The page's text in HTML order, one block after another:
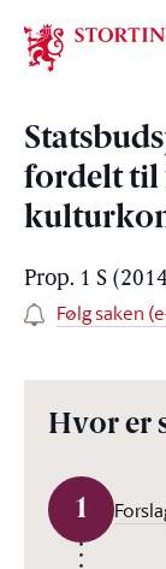
fordelt til
Prop. 1 S
Følg saken
Hvor er
1